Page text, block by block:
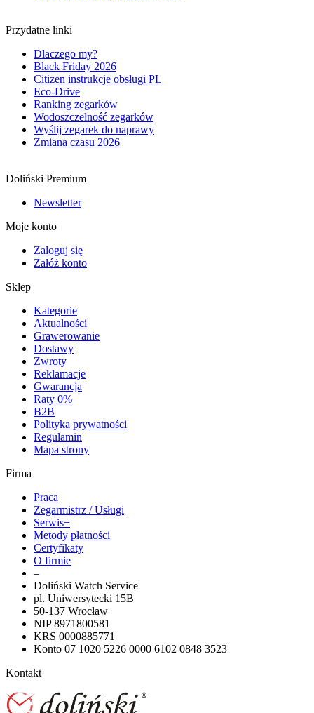
Przydatne linki
Dlaczego my?
Black Friday 2026
Citizen instrukcje obsługi PL
Eco-Drive
Ranking zegarków
Wodoszczelność zegarków
Wyślij zegarek do naprawy
Zmiana czasu 2026
Doliński Premium
Newsletter
Moje konto
Zaloguj się
Załóż konto
Sklep
Kategorie
Aktualności
Grawerowanie
Dostawy
Zwroty
Reklamacje
Gwarancja
Raty 0%
B2B
Polityka prywatności
Regulamin
Mapa strony
Firma
Praca
Zegarmistrz / Usługi
Serwis+
Metody płatności
Certyfikaty
O firmie
–
Doliński Watch Service
pl. Uniwersytecki 15B
50-137 Wrocław
NIP 8971800581
KRS 0000885771
Konto 07 1020 5226 0000 6102 0848 3523
Kontakt